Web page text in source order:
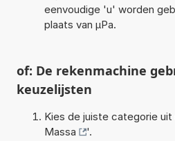
eenvoudige 'u' worden
plaats van µPa.
of: De rekenmachine
keuzelijsten
Kies de juiste categorie
Massa
'.